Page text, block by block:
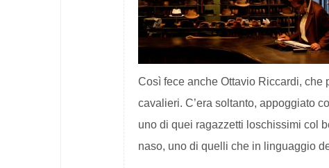
Così fece anche Ottavio Riccardi, che
cavalieri. C’era soltanto, appoggiato
uno di quei ragazzetti loschissimi col
naso, uno di quelli che in linguaggio